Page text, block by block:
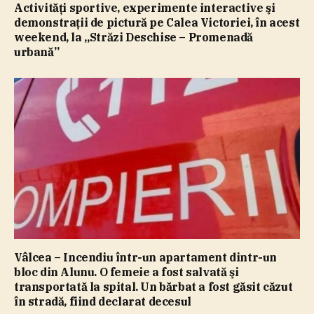
Activităţi sportive, experimente interactive şi
demonstraţii de pictură pe Calea Victoriei, în acest
weekend, la „Străzi Deschise – Promenadă
urbană”
Vâlcea – Incendiu într-un apartament dintr-un
bloc din Alunu. O femeie a fost salvată şi
transportată la spital. Un bărbat a fost găsit căzut
în stradă, fiind declarat decesul